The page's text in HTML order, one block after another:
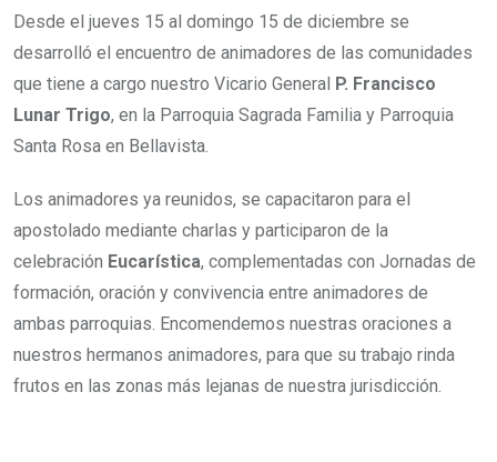
Desde el jueves 15 al domingo 15 de diciembre se
desarrolló el encuentro de animadores de las comunidades
que tiene a cargo nuestro Vicario General P. Francisco
Lunar Trigo, en la Parroquia Sagrada Familia y Parroquia
Santa Rosa en Bellavista.
Los animadores ya reunidos, se capacitaron para el
apostolado mediante charlas y participaron de la
celebración Eucarística, complementadas con Jornadas de
formación, oración y convivencia entre animadores de
ambas parroquias. Encomendemos nuestras oraciones a
nuestros hermanos animadores, para que su trabajo rinda
frutos en las zonas más lejanas de nuestra jurisdicción.